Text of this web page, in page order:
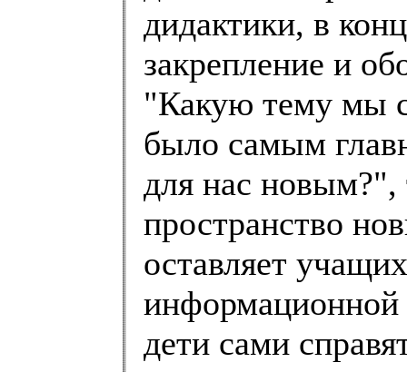
дидактики, в
закрепление и
"Какую тему мы
было самым
для нас
пространство
оставляет
информационной
дети сами